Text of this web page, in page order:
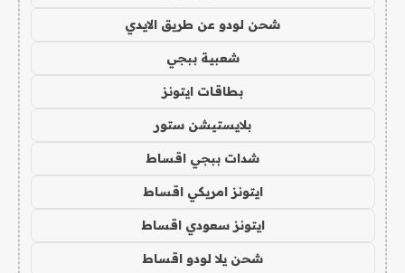
شحن لودو عن طريق الايدي
شعبية ببجي
بطاقات ايتونز
بلايستيشن ستور
شدات ببجي اقساط
ايتونز امريكي اقساط
ايتونز سعودي اقساط
شحن يلا لودو اقساط